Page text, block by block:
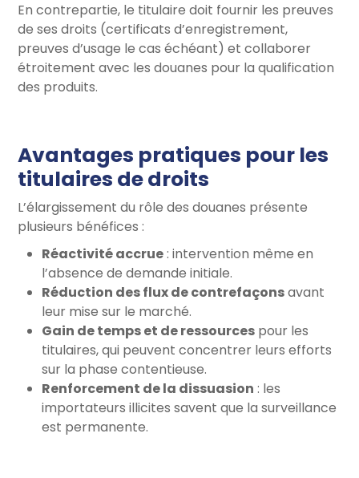
En contrepartie, le titulaire doit fournir les preuves
de ses droits (certificats d’enregistrement,
preuves d’usage le cas échéant) et collaborer
étroitement avec les douanes pour la qualification
des produits.
Avantages pratiques pour les
titulaires de droits
L’élargissement du rôle des douanes présente
plusieurs bénéfices :
Réactivité accrue: intervention même en
l’absence de demande initiale.
Réduction des flux de contrefaçonsavant
leur mise sur le marché.
Gain de temps et de ressources pour les
titulaires, qui peuvent concentrer leurs efforts
sur la phase contentieuse.
Renforcement de la dissuasion : les
importateurs illicites savent que la surveillance
est permanente.